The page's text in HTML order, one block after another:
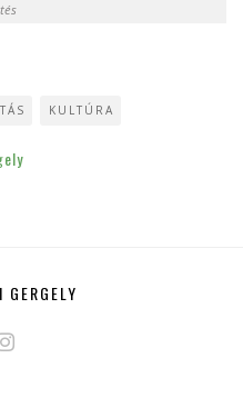
KULTÚRA
GERGELY